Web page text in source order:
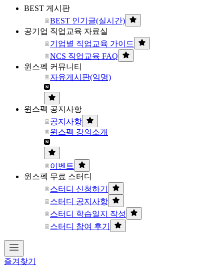
BEST 게시판
BEST 인기글(실시간)
공기업 직업교육 자료실
기업별 직업교육 가이드
NCS 직업교육 FAQ
윈스펙 커뮤니티
자유게시판(익명)
윈스펙 공지사항
공지사항
윈스펙 강의소개
이벤트
윈스펙 무료 스터디
스터디 신청하기
스터디 공지사항
스터디 학습일지 작성
스터디 참여 후기
즐겨찾기